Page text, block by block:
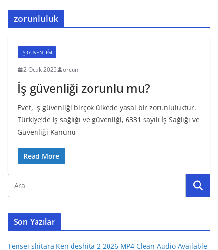
zorunluluk
IŞ GÜVENLIĞI
2 Ocak 2025 orcun
İş güvenliği zorunlu mu?
Evet, iş güvenliği birçok ülkede yasal bir zorunluluktur.
Türkiye’de iş sağlığı ve güvenliği, 6331 sayılı İş Sağlığı ve
Güvenliği Kanunu
Read More
Son Yazılar
Tensei shitara Ken deshita 2 2026 MP4 Clean Audio Available